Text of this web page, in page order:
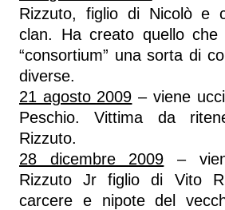
Rizzuto, figlio di Nicolò e
clan. Ha creato quello che
“consortium” una sorta di
diverse.
21 agosto 2009 – viene
Peschio. Vittima da
Rizzuto.
28 dicembre 2009 –
Rizzuto Jr figlio di Vito
carcere e nipote del